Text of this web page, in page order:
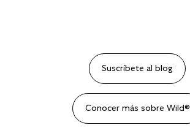
Suscríbete al blog
Conocer más sobre Wild®